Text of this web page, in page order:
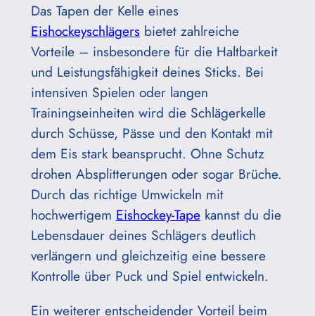
Das Tapen der Kelle eines
Eishockeyschlägersbietet zahlreiche
Vorteile – insbesondere für die Haltbarkeit
und Leistungsfähigkeit deines Sticks. Bei
intensiven Spielen oder langen
Trainingseinheiten wird die Schlägerkelle
durch Schüsse, Pässe und den Kontakt mit
dem Eis stark beansprucht. Ohne Schutz
drohen Absplitterungen oder sogar Brüche.
Durch das richtige Umwickeln mit
hochwertigem Eishockey-Tapekannst du die
Lebensdauer deines Schlägers deutlich
verlängern und gleichzeitig eine bessere
Kontrolle über Puck und Spiel entwickeln.
Ein weiterer entscheidender Vorteil beim